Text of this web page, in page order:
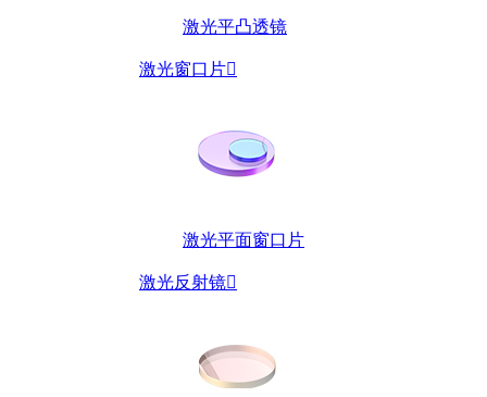
激光平凸透镜
激光窗口片
激光平面窗口片
激光反射镜